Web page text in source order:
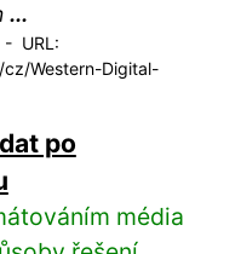
...
URL:
Western-Digital-
po
média